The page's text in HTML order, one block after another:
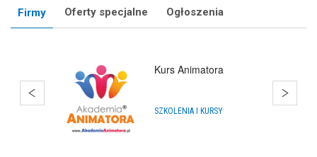
Firmy Oferty specjalne Ogłoszenia
Kurs Animatora
SZKOLENIA I KURSY